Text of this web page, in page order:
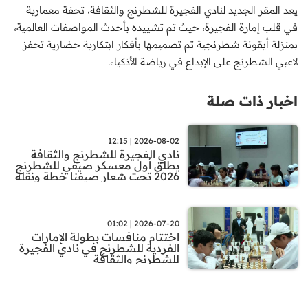
يعد المقر الجديد لنادي الفجيرة للشطرنج والثقافة، تحفة معمارية
في قلب إمارة الفجيرة، حيث تم تشييده بأحدث المواصفات العالمية،
بمنزلة أيقونة شطرنجية تم تصميمها بأفكار ابتكارية حضارية تحفز
لاعبي الشطرنج على الإبداع في رياضة الأذكياء.
اخبار ذات صلة
2026-08-02 | 12:15
نادي الفجيرة للشطرنج والثقافة
يطلق أول معسكر صيفي للشطرنج
2026 تحت شعار صيفنا خطة ونقلة
2026-07-20 | 01:02
اختتام منافسات بطولة الإمارات
الفردية للشطرنج في نادي الفجيرة
للشطرنج والثقافة